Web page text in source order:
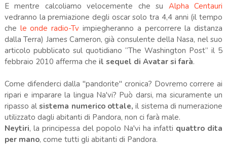
E mentre calcoliamo velocemente che su Alpha Centauri
vedranno la premiazione degli oscar solo tra 4,4 anni (il tempo
che le onde radio-Tv impiegheranno a percorrere la distanza
dalla Terra) James Cameron, già consulente della Nasa, nel suo
articolo pubblicato sul quotidiano “The Washington Post” il 5
febbraio 2010 afferma che il sequel di Avatar si farà.
Come difenderci dalla "pandorite" cronica? Dovremo correre ai
ripari e imparare la lingua Na'vi? Può darsi, ma sicuramente un
ripasso alsistema numerico ottale, il sistema di numerazione
utilizzato dagli abitanti di Pandora, non ci farà male.
Neytiri, la principessa del popolo Na'vi ha infatti quattro dita
per mano, come tutti gli abitanti di Pandora.